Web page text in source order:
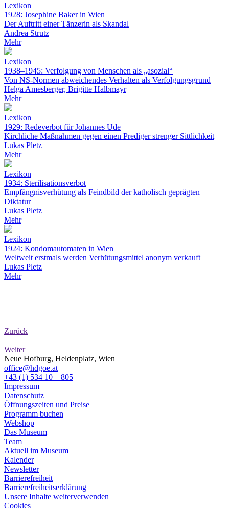
Lexikon
1928: Josephine Baker in Wien
Der Auftritt einer Tänzerin als Skandal
Andrea Strutz
Mehr
Lexikon
1938–1945: Verfolgung von Menschen als „asozial“
Von NS-Normen abweichendes Verhalten als Verfolgungsgrund
Helga Amesberger, Brigitte Halbmayr
Mehr
Lexikon
1929: Redeverbot für Johannes Ude
Kirchliche Maßnahmen gegen einen Prediger strenger Sittlichkeit
Lukas Pletz
Mehr
Lexikon
1934: Sterilisationsverbot
Empfängnisverhütung als Feindbild der katholisch geprägten
Diktatur
Lukas Pletz
Mehr
Lexikon
1924: Kondomautomaten in Wien
Weltweit erstmals werden Verhütungsmittel anonym verkauft
Lukas Pletz
Mehr
Zurück
Weiter
Neue Hofburg, Heldenplatz, Wien
office@hdgoe.at
+43 (1) 534 10 – 805
Impressum
Datenschutz
Öffnungszeiten und Preise
Programm buchen
Webshop
Das Museum
Team
Aktuell im Museum
Kalender
Newsletter
Barrierefreiheit
Barrierefreiheitserklärung
Unsere Inhalte weiterverwenden
Cookies